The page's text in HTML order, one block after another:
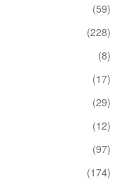
(59)
(228)
(8)
(17)
(29)
(12)
(97)
(174)